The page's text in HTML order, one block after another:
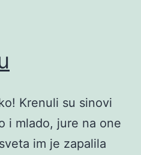
Krenuli su sinovi
i mlado, jure na one
im je zapalila